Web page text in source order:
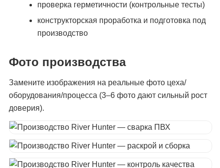
проверка герметичности (контрольные тесты)
конструкторская проработка и подготовка под
производство
Фото производства
Замените изображения на реальные фото цеха/
оборудования/процесса (3–6 фото дают сильный рост
доверия).